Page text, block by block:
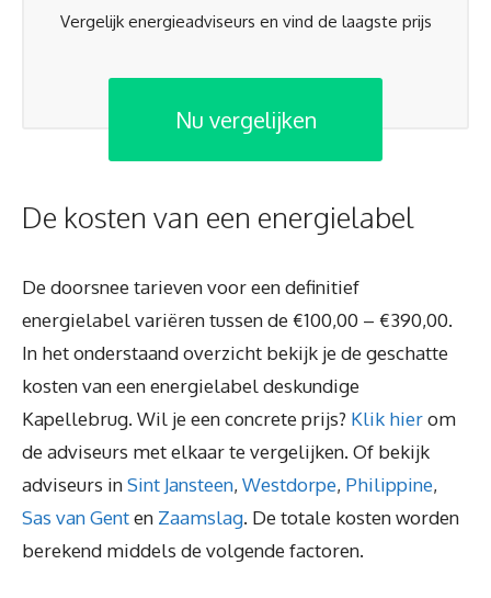
Vergelijk energieadviseurs en vind de laagste prijs
Nu vergelijken
De kosten van een energielabel
De doorsnee tarieven voor een definitief
energielabel variëren tussen de €100,00 – €390,00.
In het onderstaand overzicht bekijk je de geschatte
kosten van een energielabel deskundige
Kapellebrug. Wil je een concrete prijs? Klik hierom
de adviseurs met elkaar te vergelijken. Of bekijk
adviseurs inSint Jansteen, Westdorpe, Philippine,
Sas van Genten Zaamslag. De totale kosten worden
berekend middels de volgende factoren.